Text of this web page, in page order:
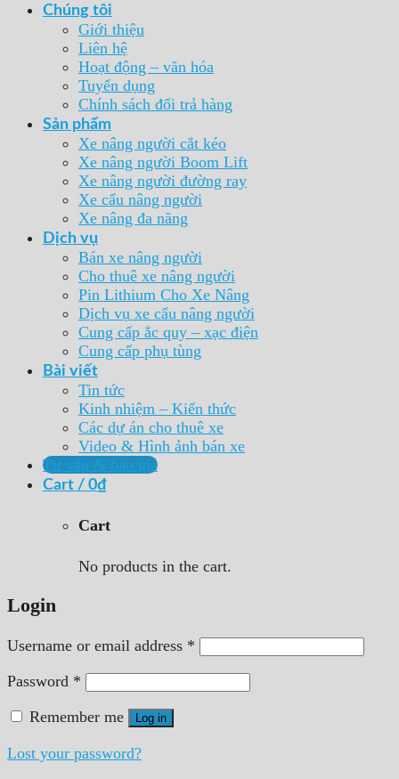
Chúng tôi
Giới thiệu
Liên hệ
Hoạt động – văn hóa
Tuyển dụng
Chính sách đổi trả hàng
Sản phẩm
Xe nâng người cắt kéo
Xe nâng người Boom Lift
Xe nâng người đường ray
Xe cẩu nâng người
Xe nâng đa năng
Dịch vụ
Bán xe nâng người
Cho thuê xe nâng người
Pin Lithium Cho Xe Nâng
Dịch vụ xe cẩu nâng người
Cung cấp ắc quy – xạc điện
Cung cấp phụ tùng
Bài viết
Tin tức
Kinh nhiệm – Kiến thức
Các dự án cho thuê xe
Video & Hình ảnh bán xe
Tư vấn & báo giá
Cart / 0₫
Cart
No products in the cart.
Login
Username or email address *
Password *
Remember me Log in
Lost your password?